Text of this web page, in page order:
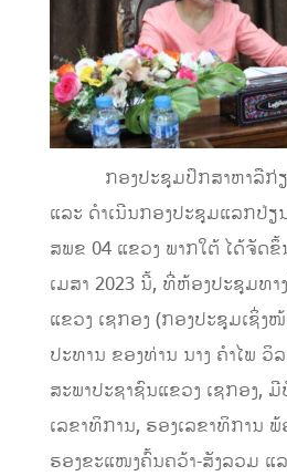
ກອງປະຊຸມປຶກສາຫາລືກ່ຽ
ແລະ ດໍາເນີນກອງປະຊຸມແລກປ່ຽ
ສພຂ 04 ແຂວງ ພາກໃຕ້ ໄດ້ຈັດ
ເມສາ 2023 ນີ້, ທີ່ຫ້ອງປະຊຸມທາ
ແຂວງ ເຊກອງ (ກອງປະຊຸມເຊິ່ງ
ປະທານ ຂອງທ່ານ ນາງ ຄໍາໄພ ວິ
ສະພາປະຊາຊົນແຂວງ ເຊກອງ,
ເລຂາທິການ, ຮອງເລຂາທິການ
ຮອງຂະແໜງຄົ້ນຄວ້າ-ສັງລວມ ແ